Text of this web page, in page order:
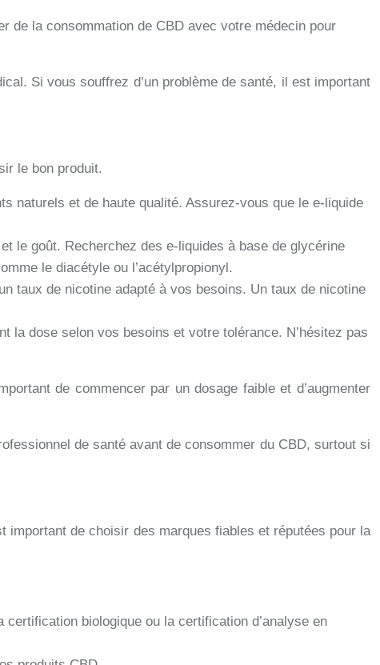
de la consommation de CBD avec votre médecin pour
Si vous souffrez d’un problème de santé, il est important
le bon produit.
naturels et de haute qualité. Assurez-vous que le e-liquide
le goût. Recherchez des e-liquides à base de glycérine
le diacétyle ou l’acétylpropionyl.
taux de nicotine adapté à vos besoins. Un taux de nicotine
la dose selon vos besoins et votre tolérance. N’hésitez pas
de commencer par un dosage faible et d’augmenter
de santé avant de consommer du CBD, surtout si
important de choisir des marques fiables et réputées pour la
biologique ou la certification d’analyse en